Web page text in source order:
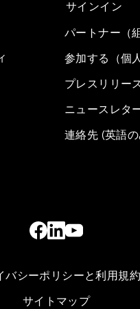
サインイン
パートナー（
参加する（個
プレスリリー
ニュースレタ
連絡先 (英語
バシーポリシーと利用規約
サイトマップ